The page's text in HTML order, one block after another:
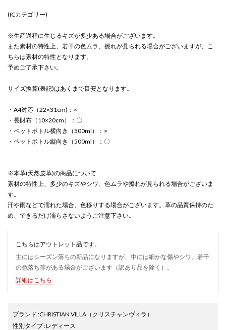
(ICカテゴリー)
※生産過程に生じるキズが多少ある場合がございます。
また素材の特性上、若干の色ムラ、擦れが見られる場合がございますが、こ
ちらは素材の特性となります。
予めご了承下さい。
サイズ換算(表記)はあくまで目安となります。
・A4対応（22×31cm)：×
・長財布（10×20cm）：〇
・ペットボトル横向き（500ml）：×
・ペットボトル縦向き（500ml）：〇
※本革(天然皮革)の商品について
素材の特性上、多少のキズやシワ、色ムラや擦れが見られる場合がございま
す。
汗や雨などで濡れた場合、色移りする場合がございます。革の品質保持のた
め、できるだけ濡らさないようご注意下さい。
こちらはアウトレット品です。
主にはシーズン落ちの新品になりますが、中には細かな傷やシワ、若干
の色落ち等がある場合がございます（訳あり品を除く）。
詳細はこちら
ブランド :CHRISTIAN VILLA （クリスチャンヴィラ）
性別タイプ:レディース